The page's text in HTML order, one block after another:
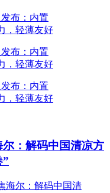
尔：解码中国清凉方
”